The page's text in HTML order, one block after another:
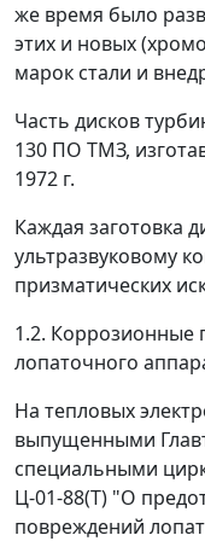
же время было
этих и новых
марок стали и
Часть дисков
130 ПО ТМЗ,
1972 г.
Каждая заготовка
ультразвуковому
призматических
1.2. Коррозионные
лопаточного
На тепловых
выпущенными
специальными
Ц-01-88(Т) "О
повреждений